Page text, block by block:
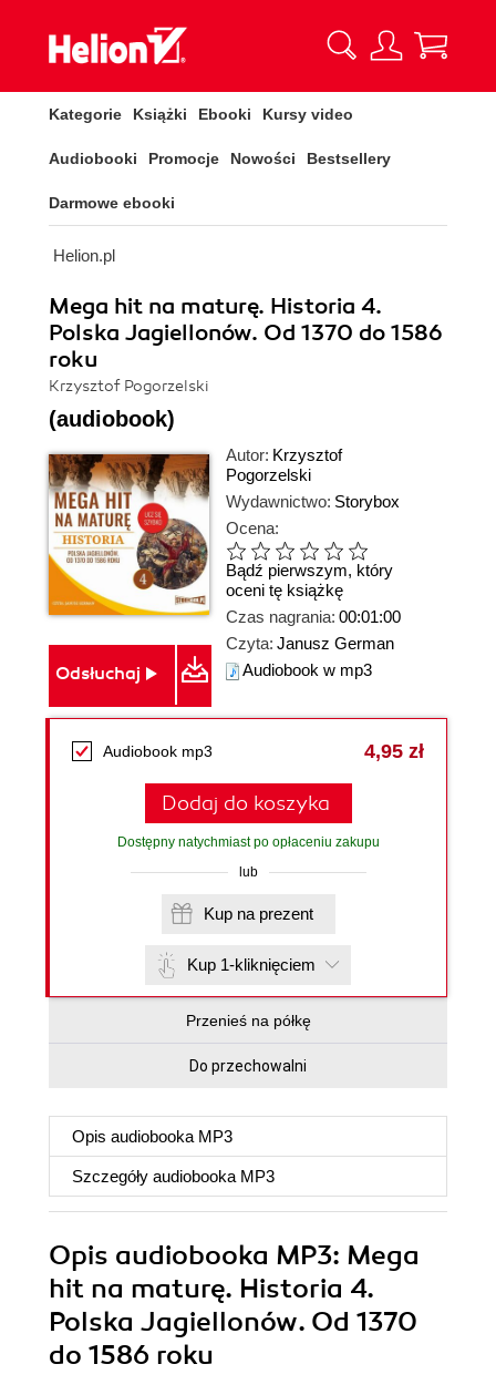
Kategorie Książki Ebooki Kursy video
Audiobooki Promocje Nowości Bestsellery
Darmowe ebooki
Helion.pl
Mega hit na maturę. Historia 4.
Polska Jagiellonów. Od 1370 do 1586
roku
Krzysztof Pogorzelski
(audiobook)
Odsłuchaj
Autor: Krzysztof
Pogorzelski
Wydawnictwo: Storybox
Ocena:
Bądź pierwszym, który
oceni tę książkę
Czas nagrania: 00:01:00
Czyta: Janusz German
Audiobook w mp3
Audiobook mp3 4,95 zł
Dodaj do koszyka
Dostępny natychmiast po opłaceniu zakupu
lub
Kup na prezent
Kup 1-kliknięciem
Przenieś na półkę
Do przechowalni
Opis audiobooka MP3
Szczegóły audiobooka MP3
Opis audiobooka MP3: Mega
hit na maturę. Historia 4.
Polska Jagiellonów. Od 1370
do 1586 roku